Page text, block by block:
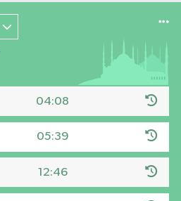
04:08
05:39
12:46